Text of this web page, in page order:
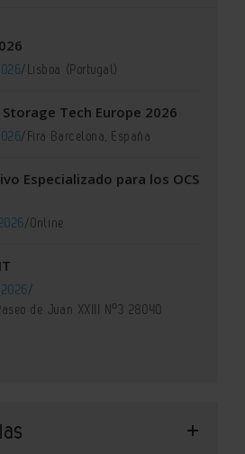
/Lisboa (Portugal)
Tech Europe 2026
/Fira Barcelona, España
Especializado para los OCS
/Online
/
de Juan XXIII Nº3 28040